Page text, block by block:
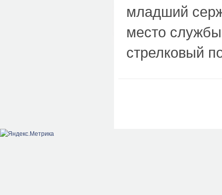
младший
место службы
стрелковый